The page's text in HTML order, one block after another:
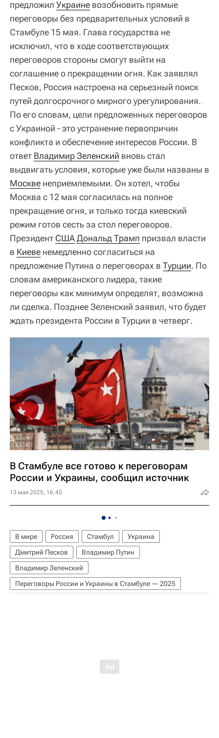
предложил Украине возобновить прямые
переговоры без предварительных условий в
Стамбуле 15 мая. Глава государства не
исключил, что в ходе соответствующих
переговоров стороны смогут выйти на
соглашение о прекращении огня. Как заявлял
Песков, Россия настроена на серьезный поиск
путей долгосрочного мирного урегулирования.
По его словам, цели предложенных переговоров
с Украиной - это устранение первопричин
конфликта и обеспечение интересов России. В
ответ Владимир Зеленский вновь стал
выдвигать условия, которые уже были названы в
Москве неприемлемыми. Он хотел, чтобы
Москва с 12 мая согласилась на полное
прекращение огня, и только тогда киевский
режим готов сесть за стол переговоров.
Президент СШАДональд Трамп призвал власти
в Киеве немедленно согласиться на
предложение Путина о переговорах в Турции. По
словам американского лидера, такие
переговоры как минимум определят, возможна
ли сделка. Позднее Зеленский заявил, что будет
ждать президента России в Турции в четверг.
В Стамбуле все готово к переговорам
России и Украины, сообщил источник
13 мая 2025, 16:45
В мире Россия Стамбул
Украина
Дмитрий Песков
Владимир Путин
Владимир Зеленский
Переговоры России и Украины в Стамбуле — 2025